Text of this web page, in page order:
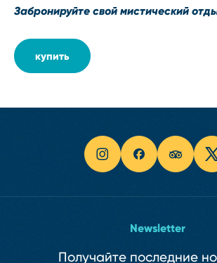
Забронируйте свой мистический
купить
Newsletter
Получайте последние